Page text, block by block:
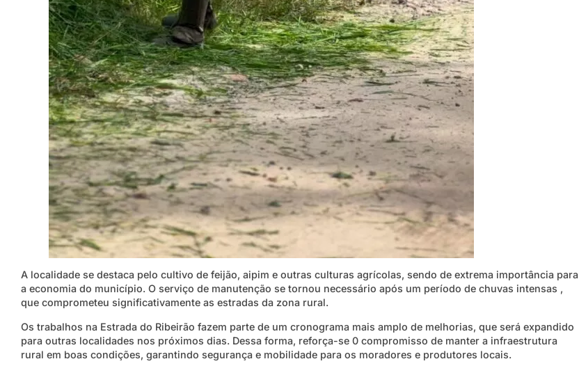
A localidade se destaca pelo cultivo de feijão, aipim e outras culturas agrícolas, sendo de extrema importância para
a economia do município. O serviço de manutenção se tornou necessário após um período de chuvas intensas ,
que comprometeu significativamente as estradas da zona rural.
Os trabalhos na Estrada do Ribeirão fazem parte de um cronograma mais amplo de melhorias, que será expandido
para outras localidades nos próximos dias. Dessa forma, reforça-se 0 compromisso de manter a infraestrutura
rural em boas condições, garantindo segurança e mobilidade para os moradores e produtores locais.